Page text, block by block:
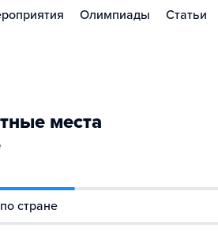
Олимпиады Статьи
места
стране